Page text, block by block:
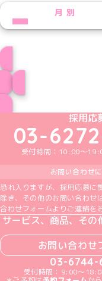
月別
め
採用応
03-
受付時間：10:00～
お問い合わせ
恐れ入りますが、採用応募に
除き、その他のお問い合わせ
合わせフォームよりご連絡を
サービス、商品、その
お問い合わせ
03-6744-
受付時間：9:00～